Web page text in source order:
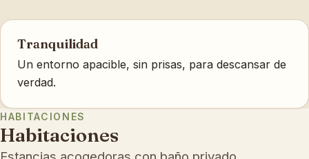
Tranquilidad
Un entorno apacible, sin prisas, para descansar de
verdad.
HABITACIONES
Habitaciones